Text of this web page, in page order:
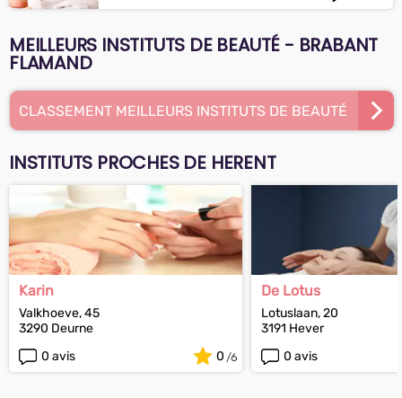
MEILLEURS INSTITUTS DE BEAUTÉ - BRABANT
FLAMAND
CLASSEMENT MEILLEURS INSTITUTS DE BEAUTÉ
INSTITUTS PROCHES DE HERENT
Karin
Valkhoeve, 45
3290 Deurne
0 avis
0
De Lotus
Lotuslaan, 20
3191 Hever
0 avis